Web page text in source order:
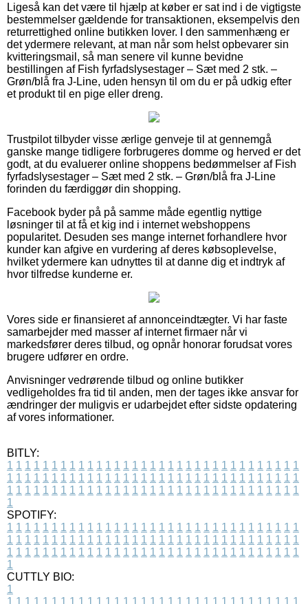
Ligeså kan det være til hjælp at køber er sat ind i de vigtigste
bestemmelser gældende for transaktionen, eksempelvis den
returrettighed online butikken lover. I den sammenhæng er
det ydermere relevant, at man når som helst opbevarer sin
kvitteringsmail, så man senere vil kunne bevidne
bestillingen af Fish fyrfadslysestager – Sæt med 2 stk. –
Grøn/blå fra J-Line, uden hensyn til om du er på udkig efter
et produkt til en pige eller dreng.
Trustpilot tilbyder visse ærlige genveje til at gennemgå
ganske mange tidligere forbrugeres domme og herved er det
godt, at du evaluerer online shoppens bedømmelser af Fish
fyrfadslysestager – Sæt med 2 stk. – Grøn/blå fra J-Line
forinden du færdiggør din shopping.
Facebook byder på på samme måde egentlig nyttige
løsninger til at få et kig ind i internet webshoppens
popularitet. Desuden ses mange internet forhandlere hvor
kunder kan afgive en vurdering af deres købsoplevelse,
hvilket ydermere kan udnyttes til at danne dig et indtryk af
hvor tilfredse kunderne er.
Vores side er finansieret af annonceindtægter. Vi har faste
samarbejder med masser af internet firmaer når vi
markedsfører deres tilbud, og opnår honorar forudsat vores
brugere udfører en ordre.
Anvisninger vedrørende tilbud og online butikker
vedligeholdes fra tid til anden, men der tages ikke ansvar for
ændringer der muligvis er udarbejdet efter sidste opdatering
af vores informationer.
BITLY:
1 1 1 1 1 1 1 1 1 1 1 1 1 1 1 1 1 1 1 1 1 1 1 1 1 1 1 1 1 1 1 1 1
1 1 1 1 1 1 1 1 1 1 1 1 1 1 1 1 1 1 1 1 1 1 1 1 1 1 1 1 1 1 1 1 1
1 1 1 1 1 1 1 1 1 1 1 1 1 1 1 1 1 1 1 1 1 1 1 1 1 1 1 1 1 1 1 1 1
1
SPOTIFY:
1 1 1 1 1 1 1 1 1 1 1 1 1 1 1 1 1 1 1 1 1 1 1 1 1 1 1 1 1 1 1 1 1
1 1 1 1 1 1 1 1 1 1 1 1 1 1 1 1 1 1 1 1 1 1 1 1 1 1 1 1 1 1 1 1 1
1 1 1 1 1 1 1 1 1 1 1 1 1 1 1 1 1 1 1 1 1 1 1 1 1 1 1 1 1 1 1 1 1
1
CUTTLY BIO:
1
1 1 1 1 1 1 1 1 1 1 1 1 1 1 1 1 1 1 1 1 1 1 1 1 1 1 1 1 1 1 1 1 1